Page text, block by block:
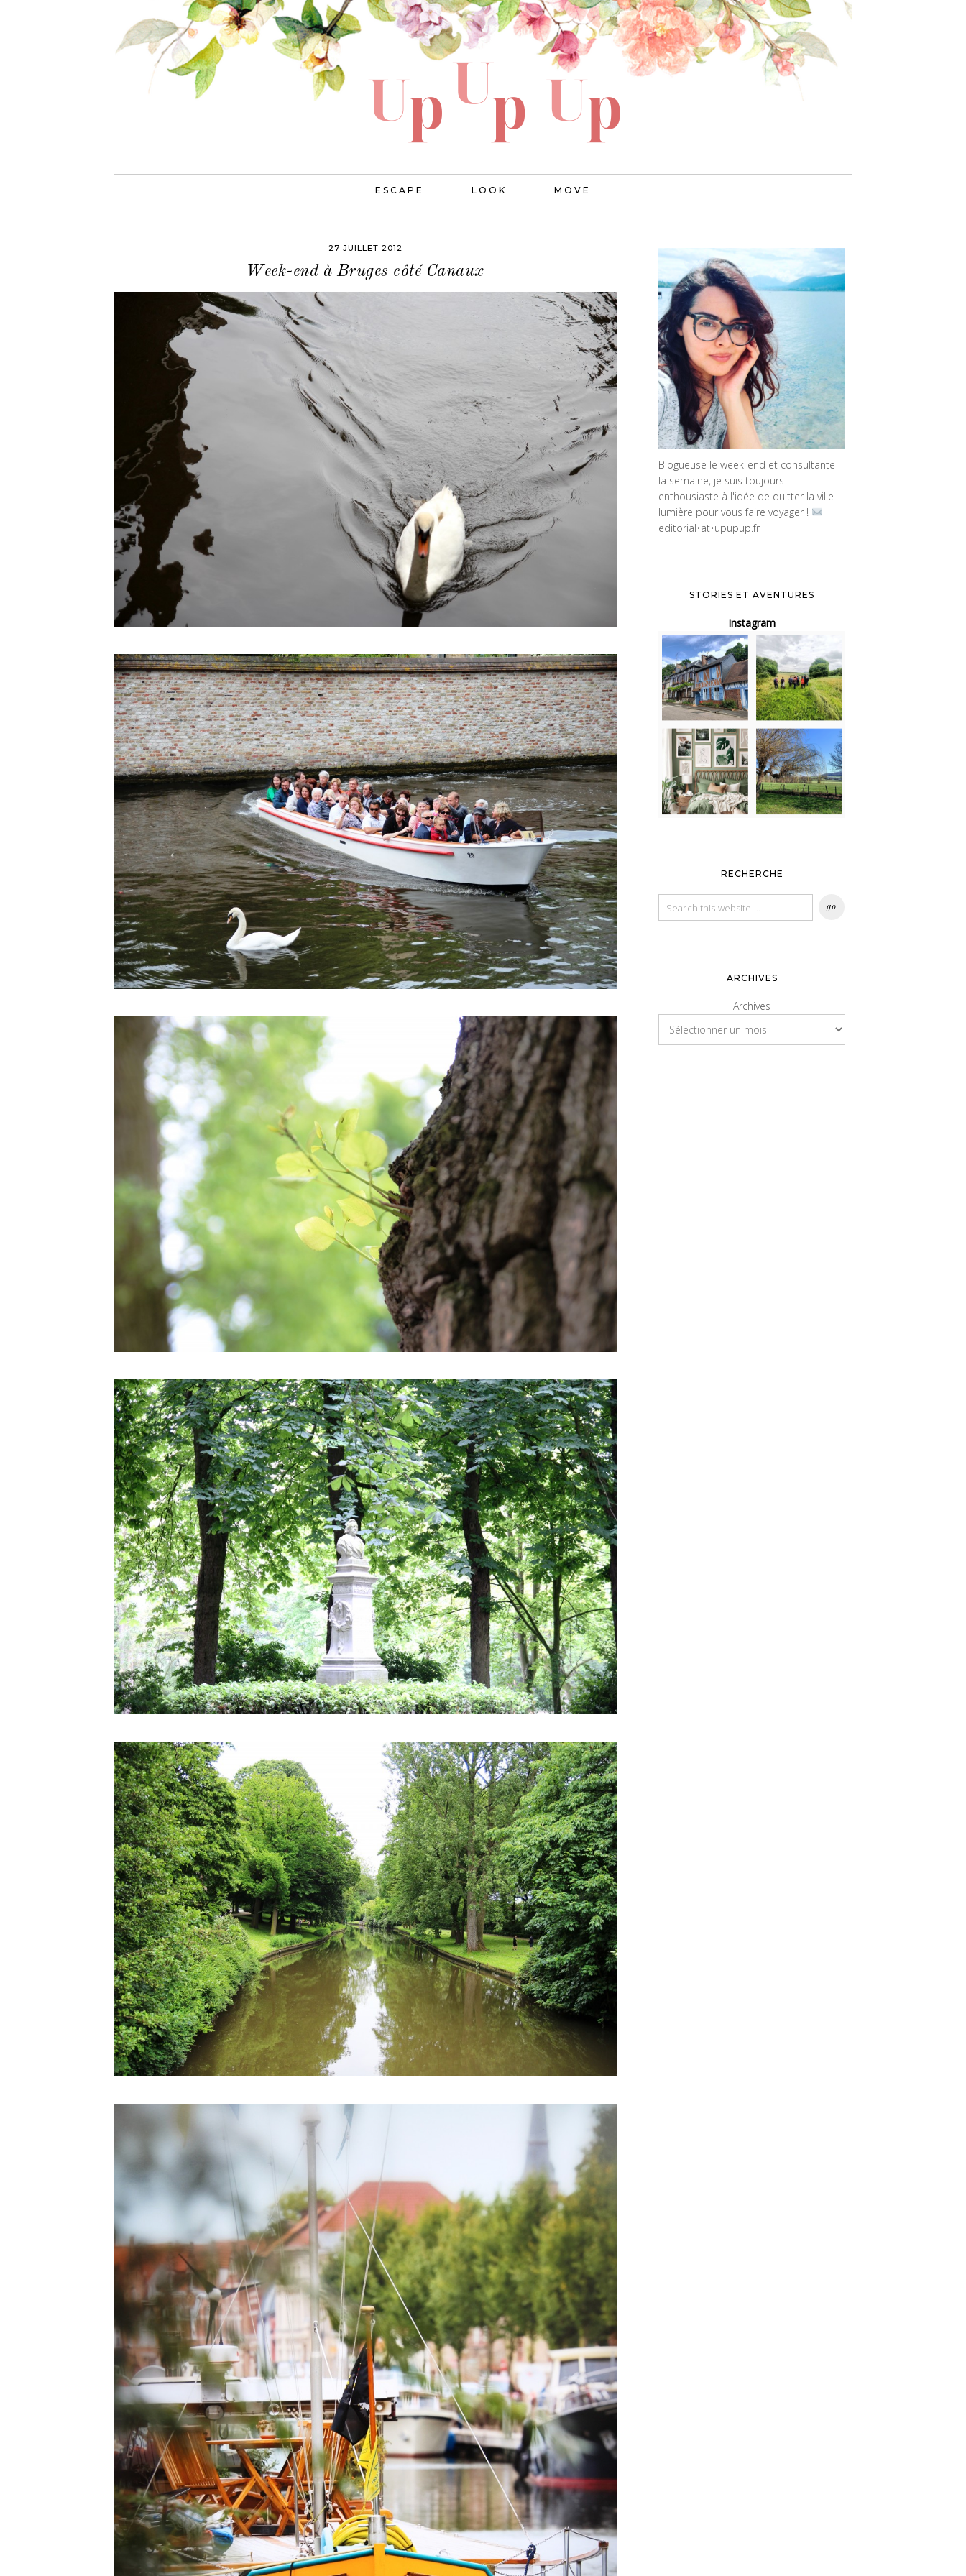
ESCAPE LOOK MOVE
27 JUILLET 2012
Week-end à Bruges côté Canaux
Blogueuse le week-end et consultante
la semaine, je suis toujours
enthousiaste à l'idée de quitter la ville
lumière pour vous faire voyager !
editorial•at•upupup.fr
STORIES ET AVENTURES
Instagram
RECHERCHE
ARCHIVES
Archives